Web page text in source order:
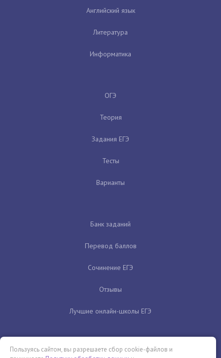
Английский язык
Литература
Информатика
ОГЭ
Теория
Задания ЕГЭ
Тесты
Варианты
Банк заданий
Перевод баллов
Сочинение ЕГЭ
Отзывы
Лучшие онлайн-школы ЕГЭ
Пользуясь сайтом, вы разрешаете сбор cookie-файлов и